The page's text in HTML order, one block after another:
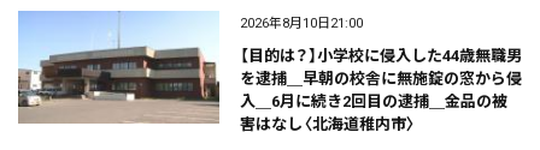
2026年8月10日21:00
【目的は？】小学校に侵入した44歳無職男
を逮捕＿早朝の校舎に無施錠の窓から侵
入＿6月に続き2回目の逮捕＿金品の被
害はなし〈北海道稚内市〉